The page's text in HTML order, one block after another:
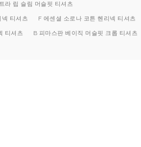
라 립 슬림 머슬핏 티셔츠
티셔츠 F 에센셜 소로나 코튼 헨리넥 티셔츠
티셔츠 B 피마스판 베이직 머슬핏 크롭 티셔츠